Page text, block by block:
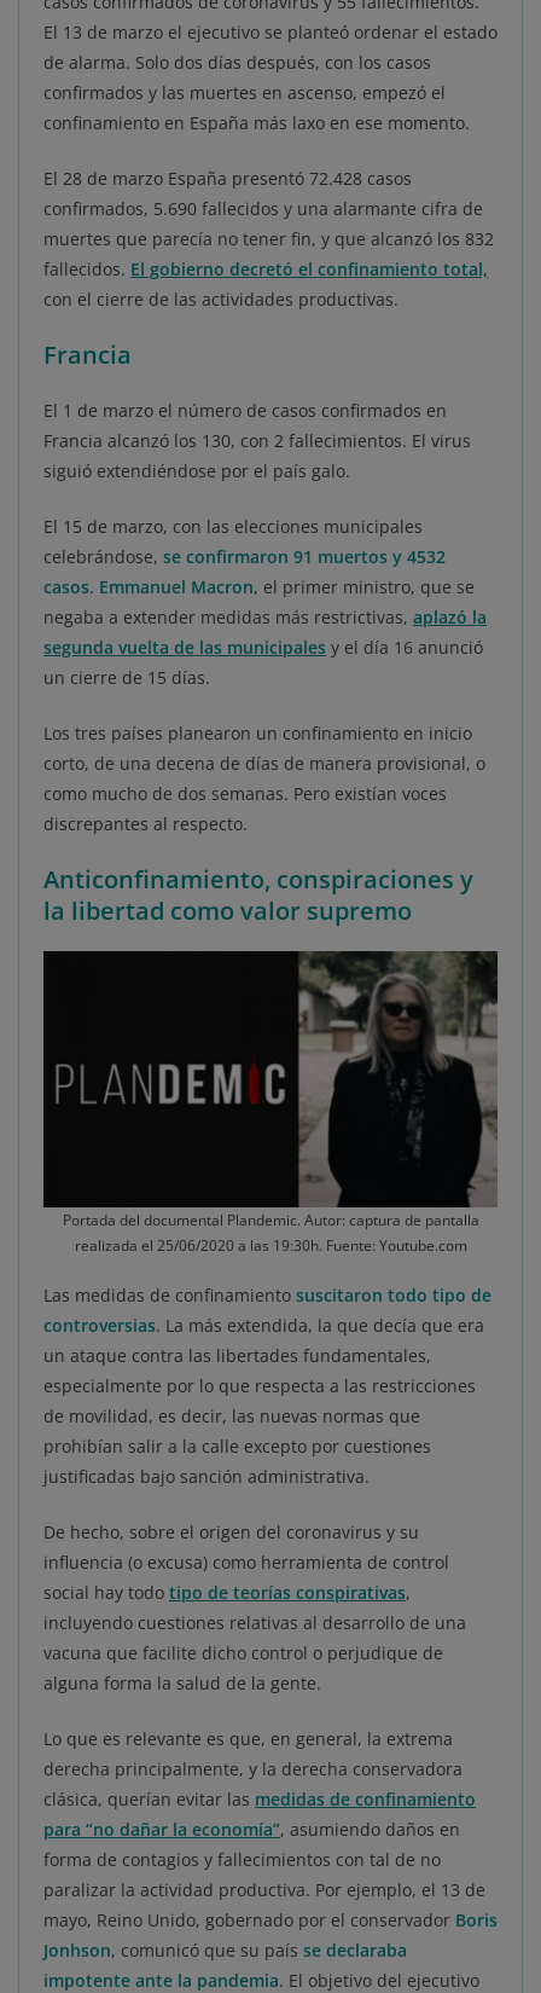
El 13 de marzo el ejecutivo se planteó ordenar el estado
de alarma. Solo dos días después, con los casos
confirmados y las muertes en ascenso, empezó el
confinamiento en España más laxo en ese momento.
El 28 de marzo España presentó 72.428 casos
confirmados, 5.690 fallecidos y una alarmante cifra de
muertes que parecía no tener fin, y que alcanzó los 832
fallecidos. El gobierno decretó el confinamiento total,
con el cierre de las actividades productivas.
Francia
El 1 de marzo el número de casos confirmados en
Francia alcanzó los 130, con 2 fallecimientos. El virus
siguió extendiéndose por el país galo.
El 15 de marzo, con las elecciones municipales
celebrándose, se confirmaron 91 muertos y 4532
casos. Emmanuel Macron, el primer ministro, que se
negaba a extender medidas más restrictivas, aplazó la
segunda vuelta de las municipales y el día 16 anunció
un cierre de 15 días.
Los tres países planearon un confinamiento en inicio
corto, de una decena de días de manera provisional, o
como mucho de dos semanas. Pero existían voces
discrepantes al respecto.
Anticonfinamiento, conspiraciones y
la libertad como valor supremo
Portada del documental Plandemic. Autor: captura de pantalla
realizada el 25/06/2020 a las 19:30h. Fuente: Youtube.com
Las medidas de confinamiento suscitaron todo tipo de
controversias. La más extendida, la que decía que era
un ataque contra las libertades fundamentales,
especialmente por lo que respecta a las restricciones
de movilidad, es decir, las nuevas normas que
prohibían salir a la calle excepto por cuestiones
justificadas bajo sanción administrativa.
De hecho, sobre el origen del coronavirus y su
influencia (o excusa) como herramienta de control
social hay todo tipo de teorías conspirativas,
incluyendo cuestiones relativas al desarrollo de una
vacuna que facilite dicho control o perjudique de
alguna forma la salud de la gente.
Lo que es relevante es que, en general, la extrema
derecha principalmente, y la derecha conservadora
clásica, querían evitar las medidas de confinamiento
para “no dañar la economía”, asumiendo daños en
forma de contagios y fallecimientos con tal de no
paralizar la actividad productiva. Por ejemplo, el 13 de
mayo, Reino Unido, gobernado por el conservador Boris
Jonhson, comunicó que su país se declaraba
impotente ante la pandemia. El objetivo del ejecutivo